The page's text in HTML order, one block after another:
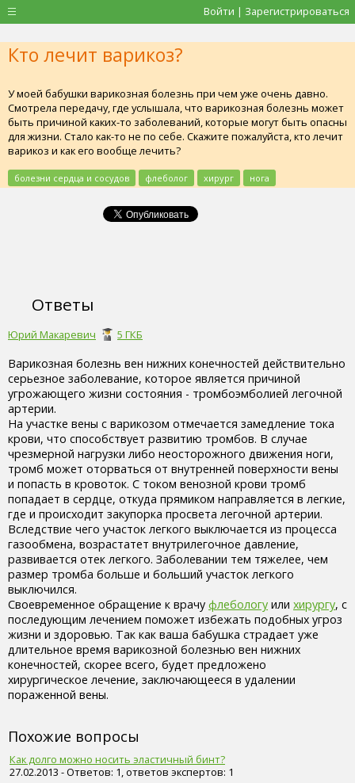
Войти | Зарегистрироваться
Кто лечит варикоз?
У моей бабушки варикозная болезнь при чем уже очень давно.
Смотрела передачу, где услышала, что варикозная болезнь может
быть причиной каких-то заболеваний, которые могут быть опасны
для жизни. Стало как-то не по себе. Скажите пожалуйста, кто лечит
варикоз и как его вообще лечить?
болезни сердца и сосудов флеболог хирург нога
Ответы
Юрий Макаревич 5 ГКБ
Варикозная болезнь вен нижних конечностей действительно
серьезное заболевание, которое является причиной
угрожающего жизни состояния - тромбоэмболией легочной
артерии.
На участке вены с варикозом отмечается замедление тока
крови, что способствует развитию тромбов. В случае
чрезмерной нагрузки либо неосторожного движения ноги,
тромб может оторваться от внутренней поверхности вены
и попасть в кровоток. С током венозной крови тромб
попадает в сердце, откуда прямиком направляется в легкие,
где и происходит закупорка просвета легочной артерии.
Вследствие чего участок легкого выключается из процесса
газообмена, возрастатет внутрилегочное давление,
развивается отек легкого. Заболевании тем тяжелее, чем
размер тромба больше и больший участок легкого
выключился.
Своевременное обращение к врачу флебологу или хирургу, с
последующим лечением поможет избежать подобных угроз
жизни и здоровью. Так как ваша бабушка страдает уже
длительное время варикозной болезнью вен нижних
конечностей, скорее всего, будет предложено
хирургическое лечение, заключающееся в удалении
пораженной вены.
Похожие вопросы
Как долго можно носить эластичный бинт?
27.02.2013 - Ответов: 1, ответов экспертов: 1